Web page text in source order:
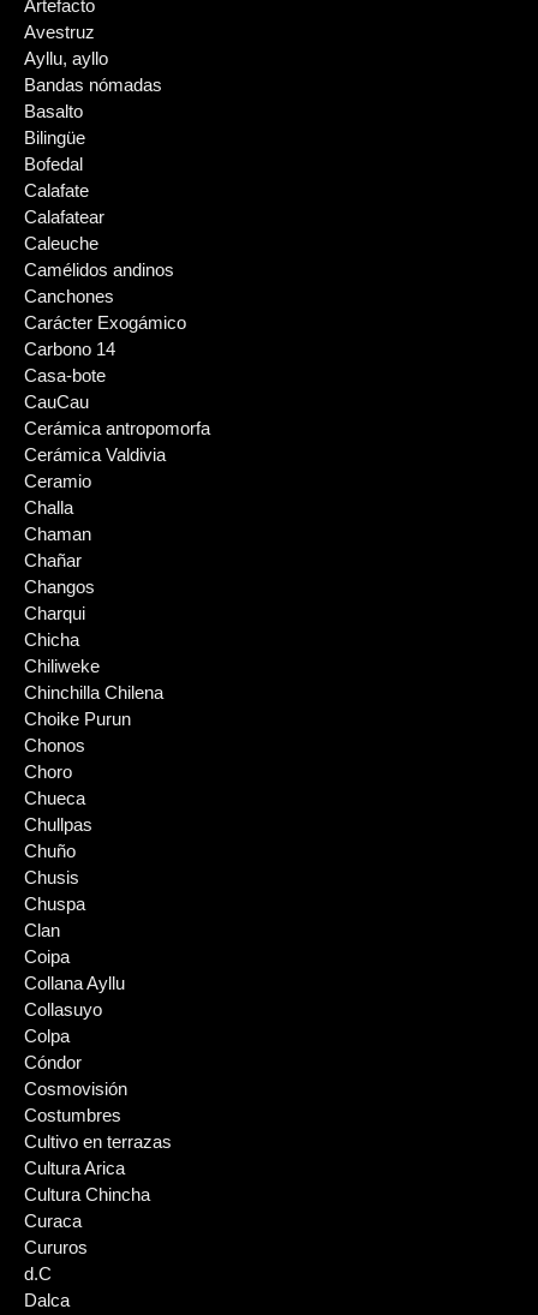
Artefacto
Avestruz
Ayllu, ayllo
Bandas nómadas
Basalto
Bilingüe
Bofedal
Calafate
Calafatear
Caleuche
Camélidos andinos
Canchones
Carácter Exogámico
Carbono 14
Casa-bote
CauCau
Cerámica antropomorfa
Cerámica Valdivia
Ceramio
Challa
Chaman
Chañar
Changos
Charqui
Chicha
Chiliweke
Chinchilla Chilena
Choike Purun
Chonos
Choro
Chueca
Chullpas
Chuño
Chusis
Chuspa
Clan
Coipa
Collana Ayllu
Collasuyo
Colpa
Cóndor
Cosmovisión
Costumbres
Cultivo en terrazas
Cultura Arica
Cultura Chincha
Curaca
Cururos
d.C
Dalca